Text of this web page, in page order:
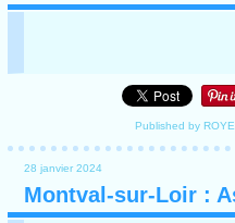
Published by
28 janvier 2024
Montval-sur-Loir :